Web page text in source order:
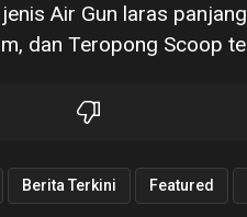
Air Gun laras
dan Teropong Scoop
Berita Terkini Featured